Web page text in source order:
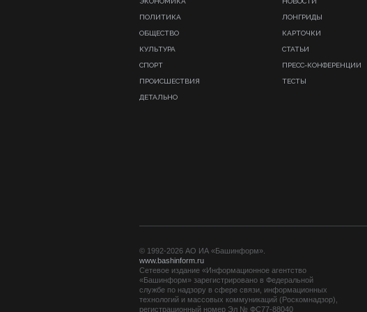
ПОЛИТИКА
ОБЩЕСТВО
КУЛЬТУРА
СПОРТ
ПРОИСШЕСТВИЯ
ДЕТАЛЬНО
ЛОНГРИДЫ
КАРТОЧКИ
СТАТЬИ
ПРЕСС-КОНФЕРЕНЦИИ
ТЕСТЫ
© 1992-2026 АО ИА «Башинформ».
www.bashinform.ru
Сетевое издание «Информационное агентство
«Башинформ» зарегистрировано в Федеральной
службе по надзору в сфере связи, информационных
технологий и массовых коммуникаций (Роскомнадзор),
регистрационный номер Эл № ФС77-88040